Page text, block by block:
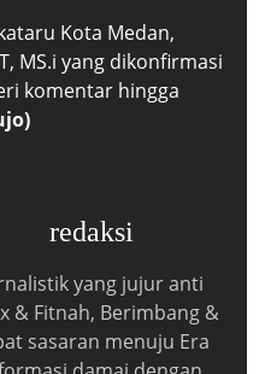
Kota Medan,
MS.i yang dikonfirmasi
komentar hingga
redaksi
yang jujur anti
& Fitnah, Berimbang &
sasaran menuju Era